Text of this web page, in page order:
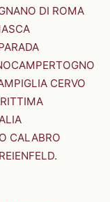
DI ROMA
CAMPERTOGNO
CERVO
CALABRO